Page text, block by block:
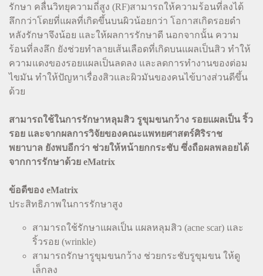
รักษา คลื่นวิทยุความถี่สูง (RF)สามารถให้ความร้อนที่ลงได้
ลึกกว่าโดยที่แผลที่เกิดขึ้นบนผิวน้อยกว่า โอกาสเกิดรอยดำ
หลังรักษาจึงน้อย และให้ผลการรักษาดี นอกจากนั้น ความ
ร้อนที่ลงลึก ยังช่วยทำลายเส้นเลือดที่เกิดบนแผลเป็นสิว ทำให้
ความแดงของรอยแผลเป็นลดลง และลดการทำงานของต่อม
ไขมัน ทำให้ปัญหาเรื่องสิวและผิวมันของคนไข้บางส่วนดีขึ้น
ด้วย
สามารถใช้ในการรักษาหลุมสิว รูขุมขนกว้าง รอยแผลเป็น ริ้ว
รอย และจากผลการวิจัยของคณะแพทยศาสตร์ศิริราช
พยาบาล ยังพบอีกว่า ช่วยให้หน้ายกกระชับ ซึ่งถือผลพลอยได้
จากการรักษาด้วย eMatrix
ข้อดีของ eMatrix
ประสิทธิภาพในการรักษาสูง
สามารถใช้รักษาแผลเป็น แผลหลุมสิว (acne scar) และ
ริ้วรอย (wrinkle)
สามารถรักษารูขุมขนกว้าง ช่วยกระชับรูขุมขน ให้ดู
เล็กลง